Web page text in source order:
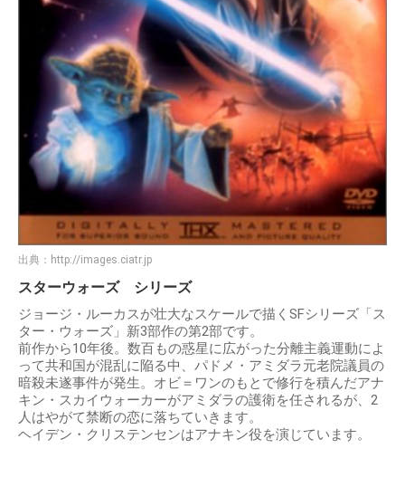
出典： http://images.ciatr.jp
スターウォーズ シリーズ
ジョージ・ルーカスが壮大なスケールで描くSFシリーズ「ス
ター・ウォーズ」新3部作の第2部です。
前作から10年後。数百もの惑星に広がった分離主義運動によ
って共和国が混乱に陥る中、パドメ・アミダラ元老院議員の
暗殺未遂事件が発生。オビ＝ワンのもとで修行を積んだアナ
キン・スカイウォーカーがアミダラの護衛を任されるが、2
人はやがて禁断の恋に落ちていきます。
ヘイデン・クリステンセンはアナキン役を演じています。